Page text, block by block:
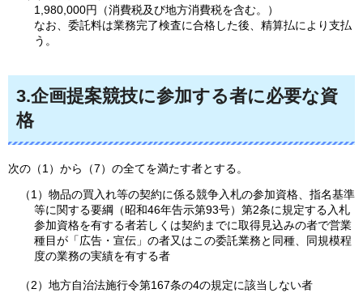
1,980,000円（消費税及び地方消費税を含む。）
なお、委託料は業務完了検査に合格した後、精算払により支払
う。
3.企画提案競技に参加する者に必要な資
格
次の（1）から（7）の全てを満たす者とする。
（1）物品の買入れ等の契約に係る競争入札の参加資格、指名基準
等に関する要綱（昭和46年告示第93号）第2条に規定する入札
参加資格を有する者若しくは契約までに取得見込みの者で営業
種目が「広告・宣伝」の者又はこの委託業務と同種、同規模程
度の業務の実績を有する者
（2）地方自治法施行令第167条の4の規定に該当しない者